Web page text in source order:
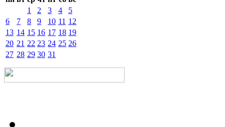
1
2 3 4
5
6
7 8 9 10 11 12
13 14 15 16 17 18 19
20 21 22 23 24 25 26
27 28 29 30 31